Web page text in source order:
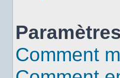
Comment